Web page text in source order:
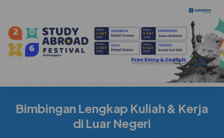
Bimbingan Lengkap Kuliah & Kerja
di Luar Negeri